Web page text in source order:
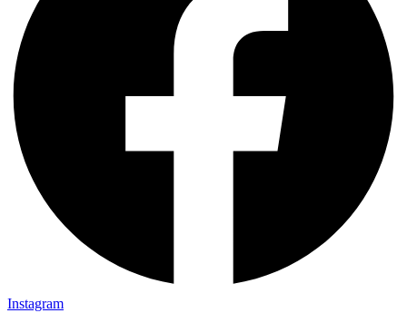
Instagram